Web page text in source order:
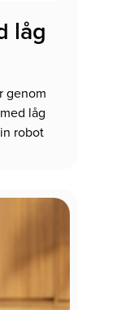
låg
genom
låg
robot